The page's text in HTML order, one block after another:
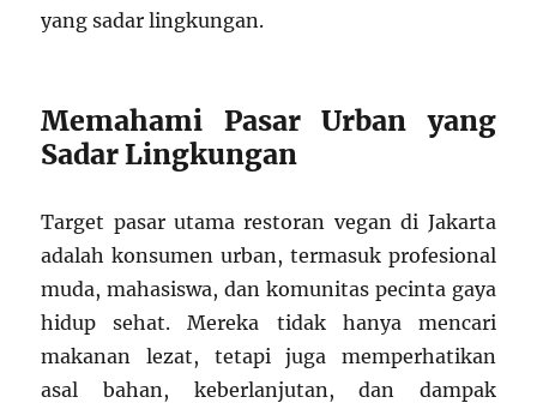
yang sadar lingkungan.
Memahami Pasar Urban yang
Sadar Lingkungan
Target pasar utama restoran vegan di Jakarta
adalah konsumen urban, termasuk profesional
muda, mahasiswa, dan komunitas pecinta gaya
hidup sehat. Mereka tidak hanya mencari
makanan lezat, tetapi juga memperhatikan
asal bahan, keberlanjutan, dan dampak